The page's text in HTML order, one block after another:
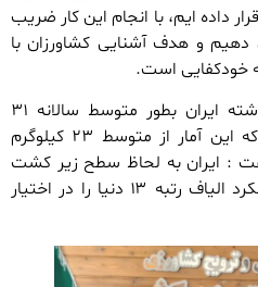
داده ایم، با انجام این کار ضریب
دهیم و هدف آشنایی کشاورزان با
خودکفایی است.
وی بیان کرد : در ۶۰ سال گذشته ایران بطور متوسط سالانه ۳۱
کیلوگرم افزایش تولید داشت که این آمار از متوسط ۲۳ کیلوگرم
گفت : ایران به لحاظ سطح زیر کشت
رتبه ۲۱ و به لحاظ میانگین عملکرد الیاف رتبه ۱۳ دنیا را در اختیار